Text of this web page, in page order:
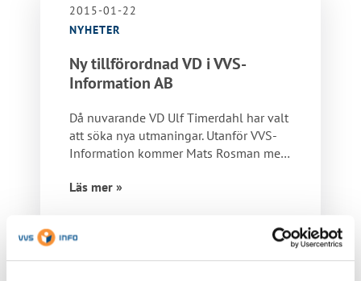
2015-01-22
NYHETER
Ny tillförordnad VD i VVS-
Information AB
Då nuvarande VD Ulf Timerdahl har valt
att söka nya utmaningar. Utanför VVS-
Information kommer Mats Rosman med
Läs mer »